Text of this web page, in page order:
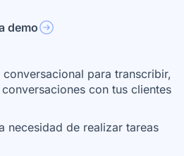
demo
para transcribir,
con tus clientes
necesidad de realizar tareas